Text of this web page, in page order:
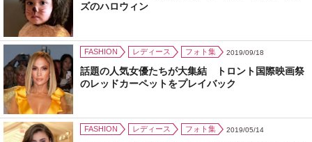
ズのハロウィン
FASHION レディース フォト集 2019/09/18
話題の人気女優たちが大集結 トロント国際映画祭
のレッドカーペットをプレイバック
FASHION レディース フォト集 2019/05/14